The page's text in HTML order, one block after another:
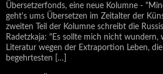
Übersetzerfonds, eine neue Kolumne -
geht's ums Übersetzen im Zeitalter der
zweiten Teil der Kolumne schreibt die
Radetzkaja: "Es sollte mich nicht wundern,
Literatur wegen der Extraportion Leben,
begehrtesten […]